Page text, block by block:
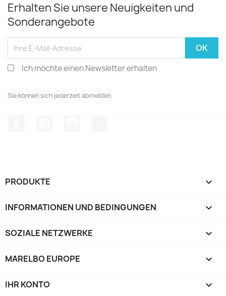
Erhalten Sie unsere Neuigkeiten und
Sonderangebote
Ich möchte einen Newsletter erhalten
Sie können sich jederzeit abmelden.
PRODUKTE 
INFORMATIONEN UND BEDINGUNGEN 
SOZIALE NETZWERKE 
MARELBO EUROPE 
IHR KONTO 